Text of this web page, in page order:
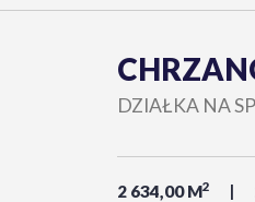
DZIAŁKA NA
2 634,00 M2